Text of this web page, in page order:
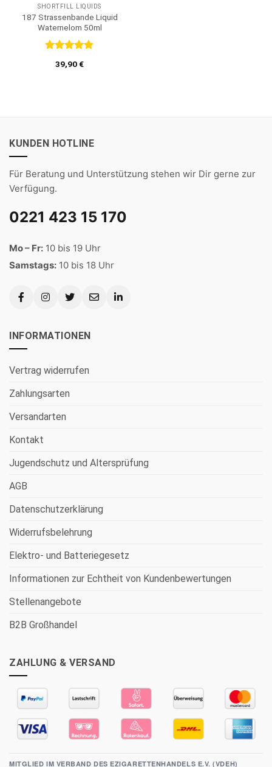
SHORTFILL LIQUIDS
187 Strassenbande Liquid
Waternelom 50ml
mit5von
39,90€
KUNDEN HOTLINE
Für Beratung und Unterstützung stehen wir Dir gerne zur
Verfügung.
0221 423 15 170
Mo – Fr: 10 bis 19 Uhr
Samstags: 10 bis 18 Uhr
INFORMATIONEN
Vertrag widerrufen
Zahlungsarten
Versandarten
Kontakt
Jugendschutz und Altersprüfung
AGB
Datenschutzerklärung
Widerrufsbelehrung
Elektro- und Batteriegesetz
Informationen zur Echtheit von Kundenbewertungen
Stellenangebote
B2B Großhandel
ZAHLUNG & VERSAND
MITGLIED IM VERBAND DES EZIGARETTENHANDELS E.V. (VDEH)